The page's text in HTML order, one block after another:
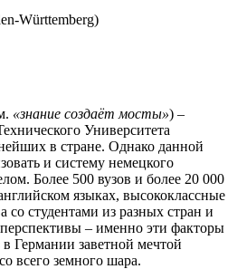
Württemberg)
«знание создаёт мосты») –
Университета
в стране. Однако данной
и систему немецкого
Более 500 вузов и более 20 000
языках, высококлассные
со студентами из разных стран и
– именно эти факторы
Германии заветной мечтой
всего земного шара.